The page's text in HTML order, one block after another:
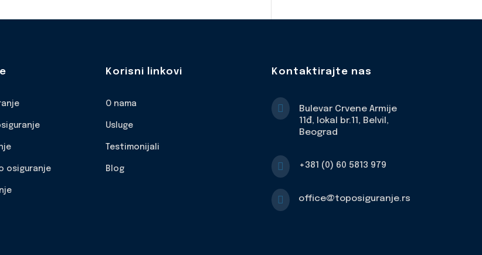
osiguranje
Korisni linkovi
O nama
Usluge
Testimonijali
Blog
Kontaktirajte nas

Bulevar Crvene Armije
11đ, lokal br.11, Belvil,
Beograd
 +381 (0) 60 5813 979
 office@toposiguranje.rs